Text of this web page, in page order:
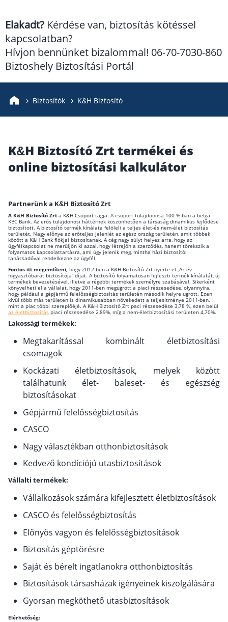
Kapcsolat
Bejelentkezés
KÖBE Biztosító Egyesület
Mondial Assistance Biztosító
Posta Biztosító
Signal Biztosító
Union Biztosító
Vienna Life Biztosító
Wáberer Hungária Biztosító
Gépjárműs hírek
Elakadt? Kérdése van, biztosítás kötéssel
kapcsolatban?
Hívjon bennünket bizalommal! 06-70-7030-860
Biztoshely Biztosítási Portál
Biztosítók K&H Biztosító
K&H Biztosító Zrt termékei és
online biztosítási kalkulátor
Partnerünk a K&H Biztosító Zrt
A K&H Biztosító Zrt a K&H Csoport tagja. A csoport tulajdonosa 100 %-ban a belga
KBC Bank. Az erős tulajdonosi háttérnek köszönhetően a társaság dinamikus fejlődése
biztosított. A biztosító termék kínálata felöleli a teljes élet-és nem-élet biztosítás
területét. Nagy előnye az erőteljes jelenlét az egész ország területén, amit többek
között a K&H Bank fiókjai biztosítanak. A cég nagy súlyt helyez arra, hogy az
ügyfélkapcsolat ne merüljön ki azzal, hogy létrejön a szerződés, hanem törekszik a
folyamatos kapcsolattartásra, ami úgy jelenik meg, mintha házi biztosítói
tanácsadóval rendelkezne az ügyfél.
Fontos itt megemlíteni, hogy 2012-ben a K&H Biztosító Zrt nyerte el „Az év
fogyasztóbarát biztosítója” díjat. A biztosító folyamatosan fejleszti termék kínálatát, új
termékek bevezetésével, illetve a régebbi termékek személyre szabásával. Sikerként
könyvelheti el a vállalat, hogy 2011-ben megugrott a piaci részesedése, olyannyira,
hogy például a gépjármű felelősségbiztosítás területén második helyre ugrott. Ezen
kívül több más területen is dinamikusabban növekedett a teljesítménye 2011-ben,
mint a piac többi szereplőéjé. A K&H Biztosító Zrt paci részesedése 3,78 %, ezen belül
az életbiztosítás piaci részesedése 2,89%, míg a nem-életbiztosítási területen 4,70%.
Lakossági termékek:
Megtakarítással kombinált életbiztosítási
csomagok
Kockázati életbiztosítások, melyek között
találhatunk élet- baleset- és egészség
biztosításokat
Gépjármű felelősségbiztosítás
CASCO
Nagy választékban otthonbiztosítások
Kedvező kondíciójú utasbiztosítások
Vállalti termékek:
Vállalkozások számára kifejlesztett életbiztosítások
CASCO és felelősségbiztosítás
Előnyös vagyon és felelősségbiztosítások
Biztosítás géptörésre
Saját és bérelt ingatlanokra otthonbiztosítás
Biztosítások társasházak igényeinek kiszolgálására
Gyorsan megköthető utasbiztosítások
Elérhetőség: